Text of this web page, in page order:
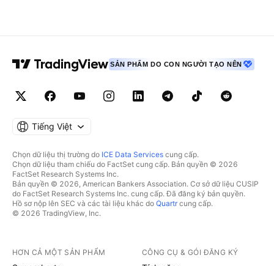
SẢN PHẨM DO CON NGƯỜI TẠO NÊN
Tiếng Việt
Chọn dữ liệu thị trường do ICE Data Services cung cấp.
Chọn dữ liệu tham chiếu do FactSet cung cấp. Bản quyền © 2026
FactSet Research Systems Inc.
Bản quyền © 2026, American Bankers Association. Cơ sở dữ liệu CUSIP
do FactSet Research Systems Inc. cung cấp. Đã đăng ký bản quyền.
Hồ sơ nộp lên SEC và các tài liệu khác do Quartrcung cấp.
© 2026 TradingView, Inc.
HƠN CẢ MỘT SẢN PHẨM CÔNG CỤ & GÓI ĐĂNG KÝ